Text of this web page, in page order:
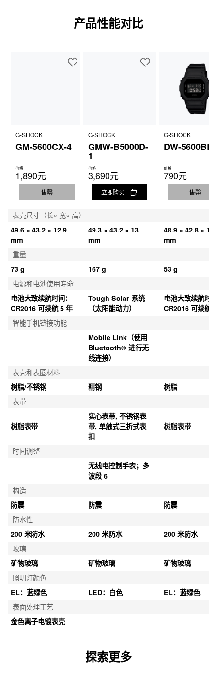
产品性能对比
G-SHOCK
GM-5600CX-4
价格
1,890元
售罄
G-SHOCK
GMW-B5000D-
1
价格
3,690元
立即购买
G-SHOCK
DW-
价格
790元
售罄
表壳尺寸（长× 宽× 高）
49.6 × 43.2 × 12.9
mm
49.3 × 43.2 × 13
mm
48.9 × 42.8 ×
mm
重量
73 g
167 g
53 g
电源和电池使用寿命
电池大致续航时间：
CR2016 可续航 5 年
Tough Solar 系统
（太阳能动力）
电池大致续航时
CR2016 可续航
智能手机链接功能
Mobile Link（使用
Bluetooth® 进行无
线连接）
表壳和表圈材料
树脂/不锈钢
精钢
树脂
表带
树脂表带
实心表带, 不锈钢表
带, 单触式三折式表
扣
树脂表带
时间调整
无线电控制手表；多
波段 6
构造
防震
防震
防震
防水性
200 米防水
200 米防水
200 米防水
玻璃
矿物玻璃
矿物玻璃
矿物玻璃
照明灯颜色
EL：蓝绿色
LED：白色
EL：蓝绿色
表面处理工艺
金色离子电镀表壳
探索更多